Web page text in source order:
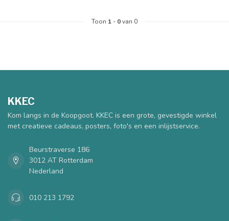
Toon 1 - 0van 0
KKEC
Kom langs in de Koopgoot. KKEC is een grote, gevestigde winkel
met creatieve cadeaus, posters, foto's en een inlijstservice.
Beurstraverse 186
3012 AT Rotterdam
Nederland
010 213 1792